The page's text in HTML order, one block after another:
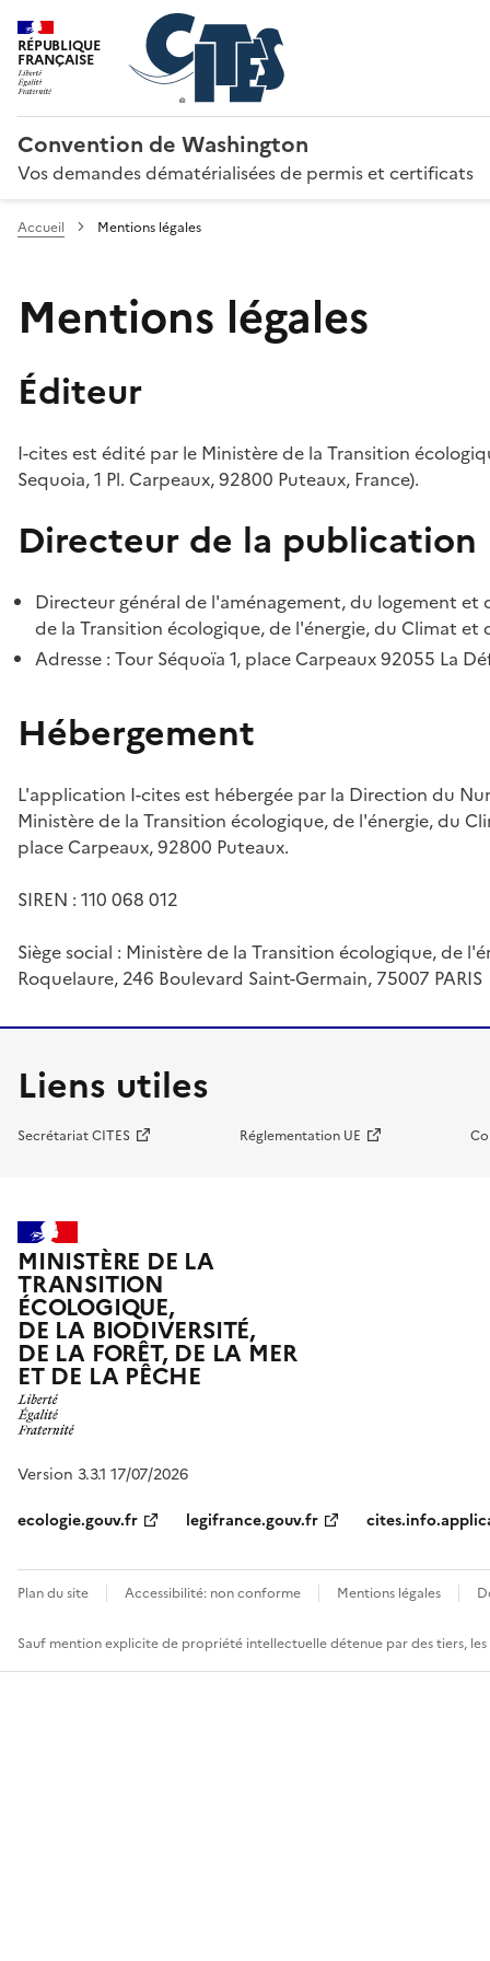
RÉPUBLIQUE
FRANÇAISE
Convention de Washington
Vos demandes dématérialisées de permis et certificats
Accueil Mentions légales
Mentions légales
Éditeur
I-cites est édité par le Ministère de la Transition
Sequoia, 1 Pl. Carpeaux, 92800 Puteaux, France).
Directeur de la publication
Directeur général de l'aménagement, du logement
de la Transition écologique, de l'énergie, du Climat et
Adresse : Tour Séquoïa 1, place Carpeaux 92055 La
Hébergement
L'application I-cites est hébergée par la Direction du
Ministère de la Transition écologique, de l'énergie, du
place Carpeaux, 92800 Puteaux.
SIREN : 110 068 012
Siège social : Ministère de la Transition écologique, de
Roquelaure, 246 Boulevard Saint-Germain, 75007 PARIS
Liens utiles
Secrétariat CITES Réglementation UE
MINISTÈRE DE LA
TRANSITION
ÉCOLOGIQUE,
DE LA BIODIVERSITÉ,
DE LA FORÊT, DE LA MER
ET DE LA PÊCHE
Version 3.3.1 17/07/2026
ecologie.gouv.fr
legifrance.gouv.fr
Plan du site Accessibilité: non conforme Mentions légales
Sauf mention explicite de propriété intellectuelle détenue par des tiers,